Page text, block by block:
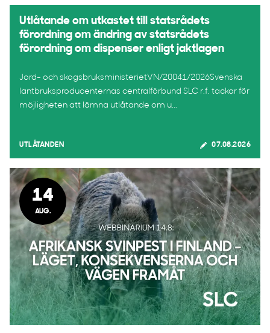
Utlåtande om utkastet till statsrådets
förordning om ändring av statsrådets
förordning om dispenser enligt jaktlagen
Jord- och skogsbruksministerietVN/20041/2026Svenska
lantbruksproducenternas centralförbund SLC r.f. tackar för
möjligheten att lämna utlåtande om u...
UTLÅTANDEN 07.08.2026
14
AUG.